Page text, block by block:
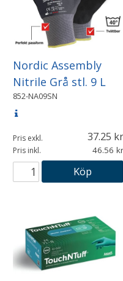
Nordic Assembly
Nitrile Grå stl. 9 L
852-NA09SN
Pris exkl. 37.25
Pris inkl. 46.56
Köp